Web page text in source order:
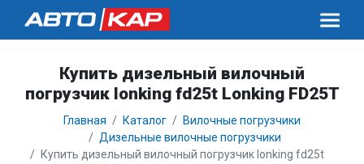
Купить дизельный вилочный
погрузчик lonking fd25t Lonking FD25T
Главная Каталог
Вилочные погрузчики
Дизельные вилочные погрузчики
Купить дизельный вилочный погрузчик lonking fd25t